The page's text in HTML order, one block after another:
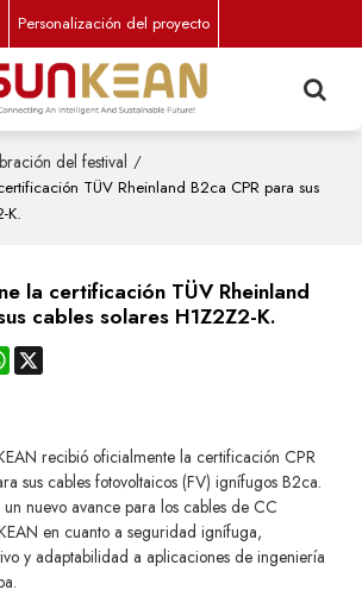
Personalización del proyecto
del festival /
TÜV Rheinland B2ca CPR para sus
K.
la certificación TÜV Rheinland
cables solares H1Z2Z2-K.
WhatsApp
recibió oficialmente la certificación CPR
sus cables fotovoltaicos (FV) ignífugos B2ca.
nuevo avance para los cables de CC
en cuanto a seguridad ignífuga,
y adaptabilidad a aplicaciones de ingeniería